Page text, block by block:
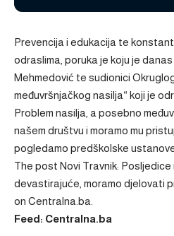
Prevencija i edukacija te
odraslima, poruka je koju je
Mehmedović te sudionici
međuvršnjačkog nasilja“ koji je
Problem nasilja, a posebno
našem društvu i moramo mu
pogledamo predškolske
The post Novi Travnik:
devastirajuće, moramo djelovati
on Centralna.ba
Feed: Centralna.ba